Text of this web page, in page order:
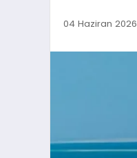
04 Haziran 2026